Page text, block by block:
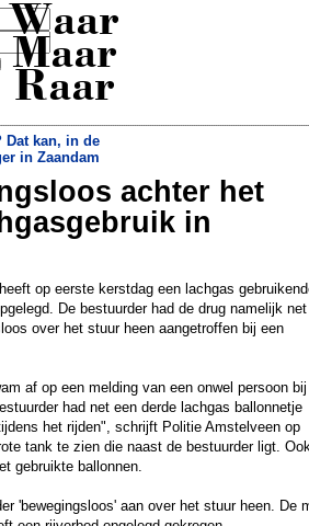
Waar
Maar
Raar
Dat kan, in de
in Zaandam
Dronken vrouw gebruikt Kerstmis als
excuus bij politiecontrole in Willebroek:
“Dan mag je toch drinken?”
achter het
in
op eerste kerstdag een lachgas
De bestuurder had de drug namelijk net
over het stuur heen aangetroffen bij een
af op een melding van een onwel persoon
had net een derde lachgas ballonnetje
het rijden", schrijft Politie Amstelveen op
tank te zien die naast de bestuurder ligt.
gebruikte ballonnen.
'bewegingsloos' aan over het stuur heen. De